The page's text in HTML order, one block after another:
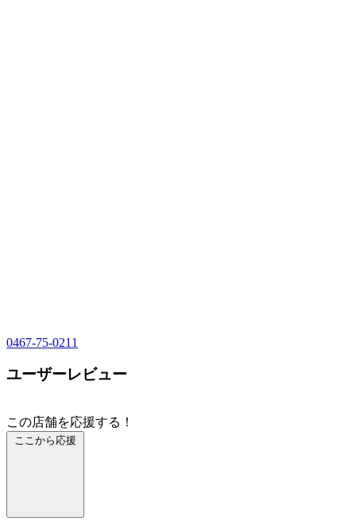
0467-75-0211
ユーザーレビュー
この店舗を応援する！
ここから応援